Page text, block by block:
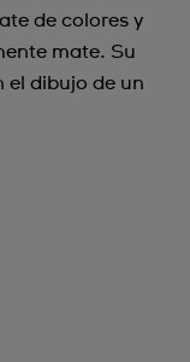
de colores y
mate. Su
el dibujo de un